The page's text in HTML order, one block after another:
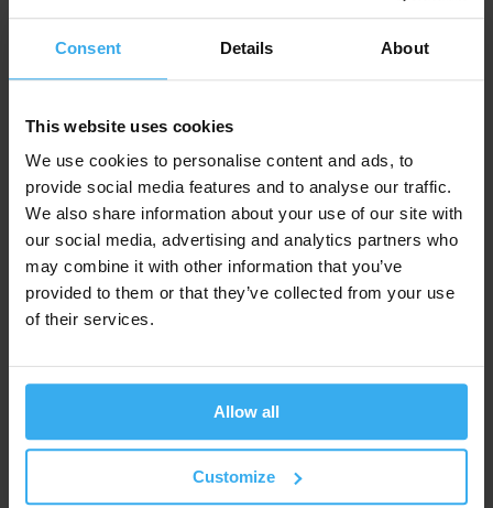
Consent Details About
This website uses cookies
We use cookies to personalise content and ads, to
provide social media features and to analyse our traffic.
We also share information about your use of our site with
our social media, advertising and analytics partners who
may combine it with other information that you’ve
provided to them or that they’ve collected from your use
of their services.
Allow all
Customize
Podane ceny obowiązują przy płatności z góry , w
terminie do 7 dni przed rozpoczęciem zajęć, w oparciu
standardową umowę szkolenia (
zajęciach - cena ulega zwyżce o 5%.
Wyceny dla grup na zamówienie (zamkniętych) są
kalkulowane indywidualnie. W szczególności, cena
w przeliczeniu na osobę może być: taka jak w tabeli,
niższa (np. upusty dla większych grup, tryb online, bez
części kosztów) lub wyższa (np. delegacja trenera,
indywidualne modyfikacje programu).
Zobaczteż
Administrator Zaawansowany